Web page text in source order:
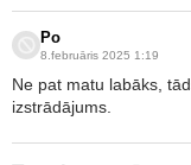
Po
8.februāris 2025 1:19
Ne pat matu labāks,
izstrādājums.